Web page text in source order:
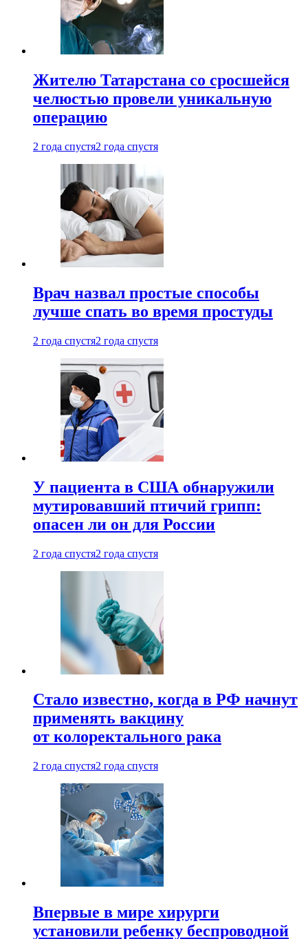
Жителю Татарстана со сросшейся
челюстью провели уникальную
операцию
2 года спустя2 года спустя
Врач назвал простые способы
лучше спать во время простуды
2 года спустя2 года спустя
У пациента в США обнаружили
мутировавший птичий грипп:
опасен ли он для России
2 года спустя2 года спустя
Стало известно, когда в РФ начнут
применять вакцину
от колоректального рака
2 года спустя2 года спустя
Впервые в мире хирурги
установили ребенку беспроводной